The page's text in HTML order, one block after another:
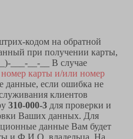
кодом на обратной
при получении карты,
___-__-__ В случае
карты и/или номер
данные, если ошибка не
клиентов
310-000-3 для проверки и
Ваших данных. Для
данные Вам будет